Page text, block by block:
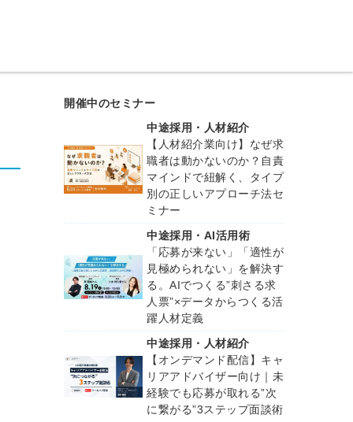
開催中のセミナー
中途採用・人材紹介
【人材紹介業向け】なぜ求
職者は動かないのか？自責
マインドで紐解く、タイプ
別の正しいアプローチ法セ
ミナー
中途採用・AI活用術
「応募が来ない」「適性が
見極められない」を解決す
る。AIでつくる”刺さる求
人票”×データからつくる活
躍人材定義
中途採用・人材紹介
【オンデマンド配信】キャ
リアアドバイザー向け｜未
経験でも応募が取れる”次
に繋がる”3ステップ面談術